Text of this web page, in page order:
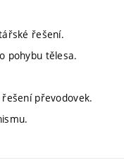
řešení.
pohybu tělesa.
převodovek.